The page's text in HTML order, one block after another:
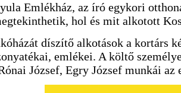
Emlékház, az író egykori
hol és mit alkotott
díszítő alkotások a kortárs
emlékei. A költő
József, Egry József munkái az